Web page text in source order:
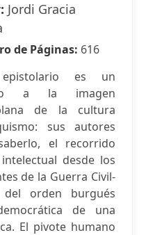
Jordi Gracia
de Páginas: 616
es un
a la imagen
de la cultura
sus autores
el recorrido
desde los
de la Guerra Civil-
orden burgués
de una
El pivote humano